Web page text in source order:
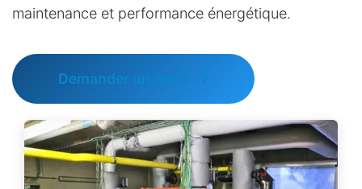
maintenance et performance énergétique.
Demander un devis